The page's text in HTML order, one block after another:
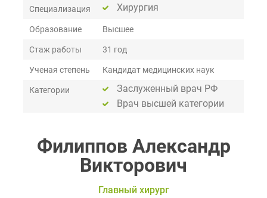
Специализация Хирургия
Образование Высшее
Стаж работы 31 год
Ученая степень Кандидат медицинских наук
Категории
Заслуженный врач РФ
Врач высшей категории
Филиппов Александр
Викторович
Главный хирург